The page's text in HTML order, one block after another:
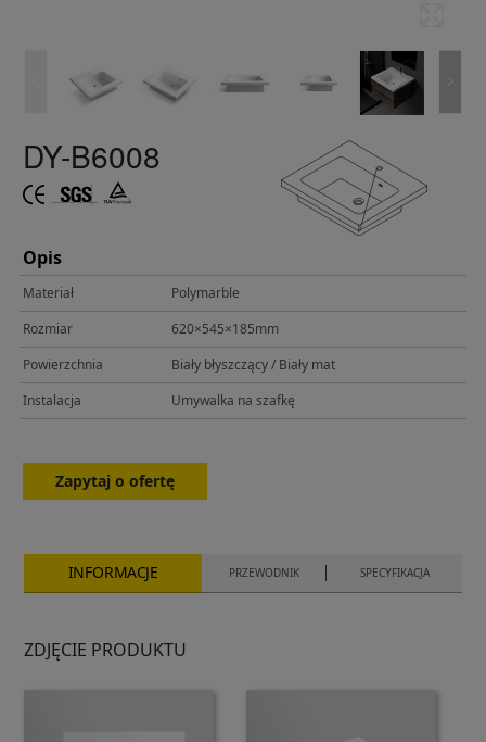
DY-B6008
Opis
Materiał
Polymarble
Rozmiar
620×545×185mm
Powierzchnia
Biały błyszczący / Biały mat
Instalacja
Umywalka na szafkę
Zapytaj o ofertę
INFORMACJE PRZEWODNIK SPECYFIKACJA
ZDJĘCIE PRODUKTU